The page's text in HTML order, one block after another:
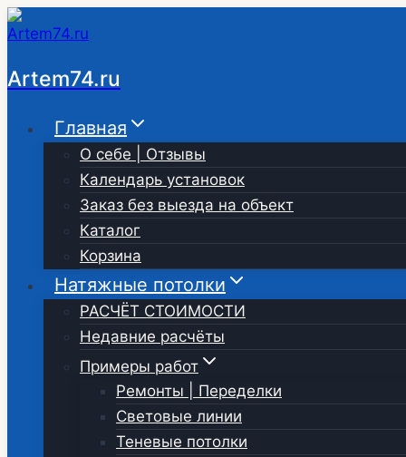
Перейти
к
содержимому
Artem74.ru
Главная
О себе | Отзывы
Календарь установок
Заказ без выезда на объект
Каталог
Корзина
Натяжные потолки
РАСЧЁТ СТОИМОСТИ
Недавние расчёты
Примеры работ
Ремонты | Переделки
Световые линии
Теневые потолки